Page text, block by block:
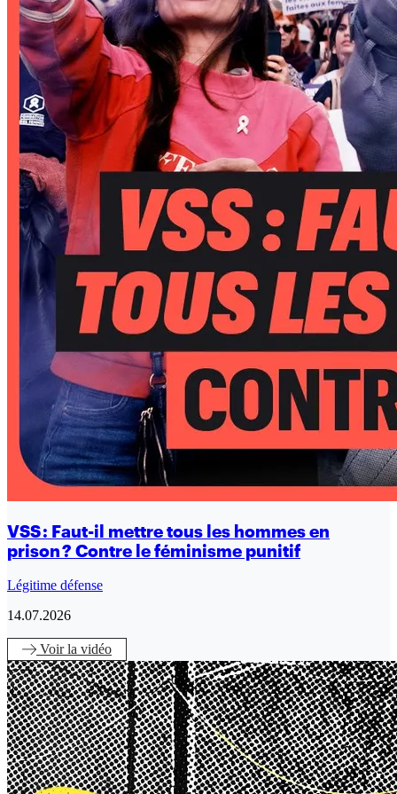
VSS : Faut-il mettre tous les hommes en
prison ? Contre le féminisme punitif
Légitime défense
14.07.2026
Voirla vidéo